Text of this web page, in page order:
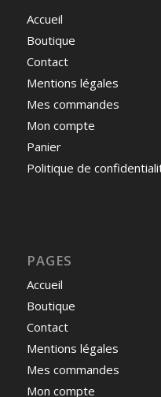
Accueil
Boutique
Contact
Mentions légales
Mes commandes
Mon compte
Panier
Politique de
PAGES
Accueil
Boutique
Contact
Mentions légales
Mes commandes
Mon compte